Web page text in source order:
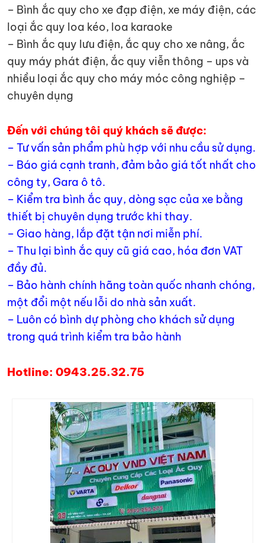
– Bình ắc quy cho xe đạp điện, xe máy điện, các
loại ắc quy loa kéo, loa karaoke
– Bình ắc quy lưu điện, ắc quy cho xe nâng, ắc
quy máy phát điện, ắc quy viễn thông – ups và
nhiều loại ắc quy cho máy móc công nghiệp –
chuyên dụng
Đến với chúng tôi quý khách sẽ được:
– Tư vấn sản phẩm phù hợp với nhu cầu sử dụng.
– Báo giá cạnh tranh, đảm bảo giá tốt nhất cho
công ty, Gara ô tô.
– Kiểm tra bình ắc quy, dòng sạc của xe bằng
thiết bị chuyên dụng trước khi thay.
– Giao hàng, lắp đặt tận nơi miễn phí.
– Thu lại bình ắc quy cũ giá cao, hóa đơn VAT
đầy đủ.
– Bảo hành chính hãng toàn quốc nhanh chóng,
một đổi một nếu lỗi do nhà sản xuất.
– Luôn có bình dự phòng cho khách sử dụng
trong quá trình kiểm tra bảo hành
Hotline: 0943.25.32.75